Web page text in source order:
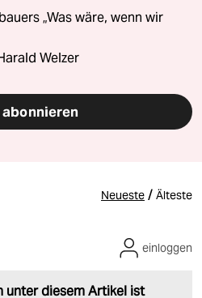
„Was wäre, wenn wir
Welzer
Neueste / Älteste
unter diesem Artikel ist
einloggen